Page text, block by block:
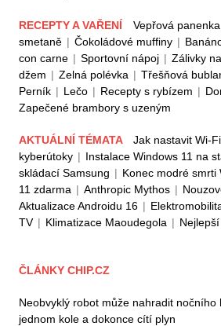
RECEPTY A VAŘENÍ Vepřová panenka
smetaně | Čokoládové muffiny |
con carne | Sportovní nápoj | Zálivky
džem | Zelná polévka | Třešňová
Perník | Lečo | Recepty s rybízem |
Zapečené brambory s uzeným
AKTUÁLNÍ TÉMATA Jak nastavit Wi-Fi
kyberútoky | Instalace Windows 11 na
skládací Samsung | Konec modré smrti
11 zdarma | Anthropic Mythos |
Aktualizace Androidu 16 |
TV | Klimatizace Maoudegola |
ČLÁNKY CHIP.CZ
Neobvyklý robot může nahradit nočního
jednom kole a dokonce cítí plyn